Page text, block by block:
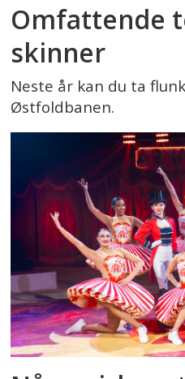
Omfattende
skinner
Neste år kan du ta
Østfoldbanen.